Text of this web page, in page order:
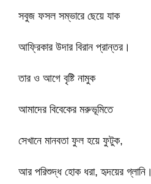
সবুজ ফসল সম্ভারে ছেয়ে যাক
আফ্রিকার উদার বিরান প্রান্তর।
তার ও আগে বৃষ্টি নামুক
আমাদের বিবেকের মরুভূমিতে
সেখানে মানবতা ফুল হয়ে ফুটুক,
আর পরিশুদ্ধ হোক ধরা, হৃদয়ের গ্লানি।